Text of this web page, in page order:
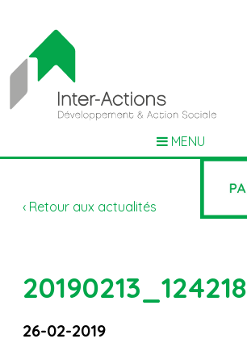
MENU
‹ Retour aux actualités
20190213_124218
26-02-2019